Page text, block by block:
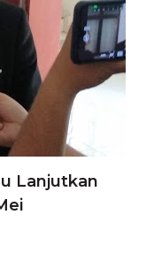
Lanjutkan